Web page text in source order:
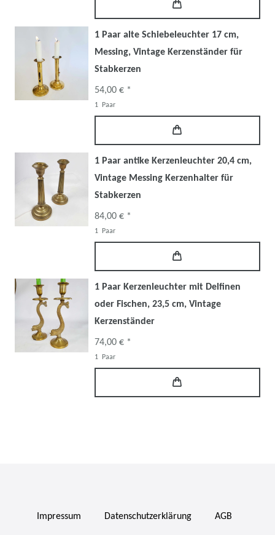
1 Paar alte Schiebeleuchter 17 cm,
Messing, Vintage Kerzenständer für
Stabkerzen
54,00 € *
1 Paar
1 Paar antike Kerzenleuchter 20,4 cm,
Vintage Messing Kerzenhalter für
Stabkerzen
84,00 € *
1 Paar
1 Paar Kerzenleuchter mit Delfinen
oder Fischen, 23,5 cm, Vintage
Kerzenständer
74,00 € *
1 Paar
Impressum Daten­schutz­erklärung AGB